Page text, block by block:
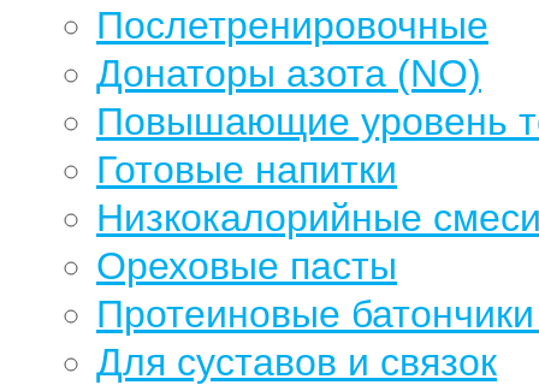
Послетренировочные
Донаторы азота (NO)
Повышающие уровень
Готовые напитки
Низкокалорийные
Ореховые пасты
Протеиновые
Для суставов и связок